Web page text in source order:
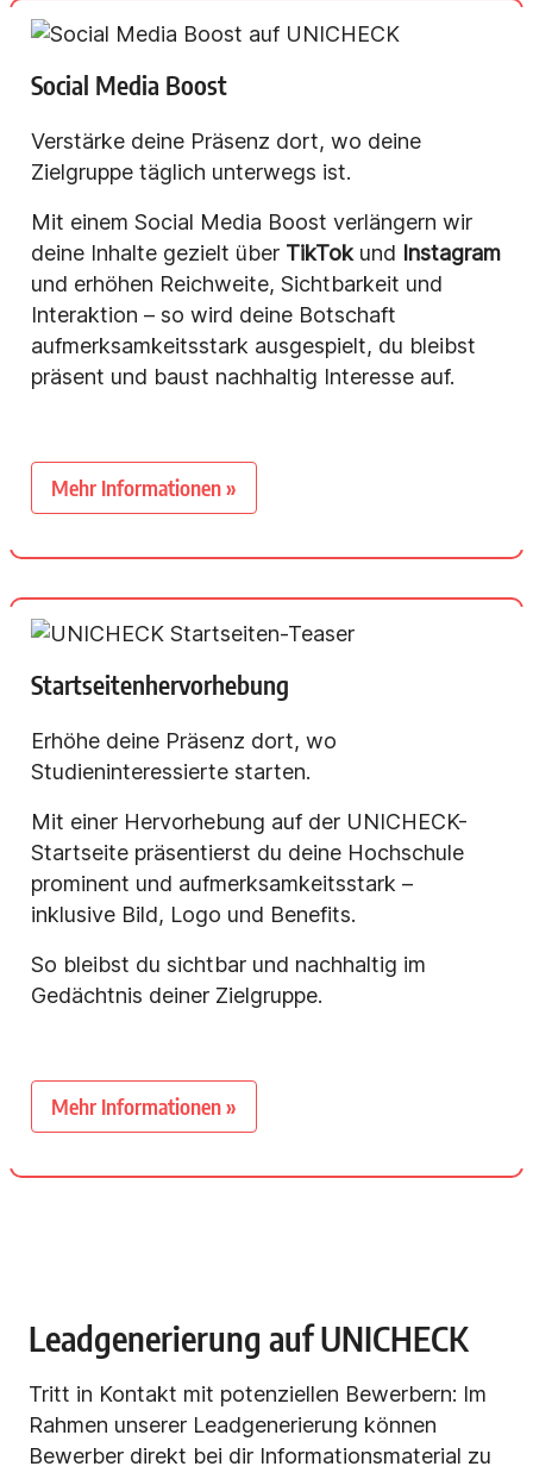
Social Media Boost
Verstärke deine Präsenz dort, wo deine
Zielgruppe täglich unterwegs ist.
Mit einem Social Media Boost verlängern wir
deine Inhalte gezielt über TikTok und Instagram
und erhöhen Reichweite, Sichtbarkeit und
Interaktion – so wird deine Botschaft
aufmerksamkeitsstark ausgespielt, du bleibst
präsent und baust nachhaltig Interesse auf.
Mehr Informationen »
Startseitenhervorhebung
Erhöhe deine Präsenz dort, wo
Studieninteressierte starten.
Mit einer Hervorhebung auf der UNICHECK-
Startseite präsentierst du deine Hochschule
prominent und aufmerksamkeitsstark –
inklusive Bild, Logo und Benefits.
So bleibst du sichtbar und nachhaltig im
Gedächtnis deiner Zielgruppe.
Mehr Informationen »
Leadgenerierung auf UNICHECK
Tritt in Kontakt mit potenziellen Bewerbern: Im
Rahmen unserer Leadgenerierung können
Bewerber direkt bei dir Informationsmaterial zu